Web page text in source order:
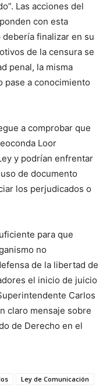
Las acciones del
con esta
finalizar en su
de la censura se
penal, la misma
pase a conocimiento
a comprobar que
Loor
y podrían enfrentar
de documento
los perjudicados o
para que
no
de la libertad de
el inicio de juicio
Carlos
claro mensaje sobre
de Derecho en el
Ley de Comunicación